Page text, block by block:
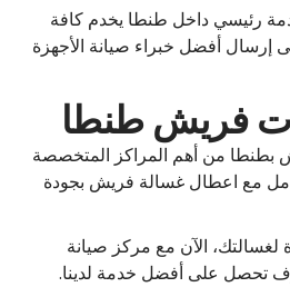
رئيسي داخل طنطا يخدم كافة
إرسال أفضل خبراء صيانة الأجهزة
فريش طنطا
بطنطا من أهم المراكز المتخصصة
مع اعطال غسالة فريش بجودة
الآن مع مركز صيانة
على أفضل خدمة لدينا.